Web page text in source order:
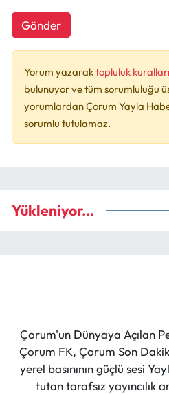
Gönder
Yorum yazaraktopluluk
bulunuyor ve tüm sorumluluğu
yorumlardan Çorum Yayla
sorumlu tutulamaz.
Yükleniyor...
Çorum'un Dünyaya Açılan
Çorum FK, Çorum Son
yerel basınının güçlü sesi
tutan tarafsız yayıncılık